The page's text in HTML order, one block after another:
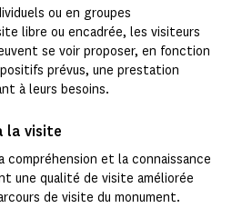
ou en groupes
libre ou encadrée, les visiteurs
se voir proposer, en fonction
prévus, une prestation
à leurs besoins.
la visite
compréhension et la connaissance
une qualité de visite améliorée
de visite du monument.